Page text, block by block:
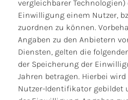
vergleichbarer
Einwilligung einem Nutzer,
zuordnen zu können.
Angaben zu den Anbietern
Diensten, gelten die
der Speicherung der
Jahren betragen. Hierbei
Nutzer-Identifikator